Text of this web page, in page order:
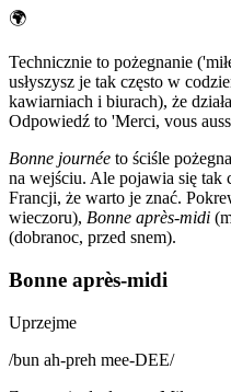
🌍
Technicznie to pożegnanie
usłyszysz je tak często w
kawiarniach i biurach), że
Odpowiedź to 'Merci, vous
Bonne journée to ściśle
na wejściu. Ale pojawia się tak
Francji, że warto je znać.
wieczoru), Bonne après-midi
(dobranoc, przed snem).
Bonne après-midi
Uprzejme
/bun ah-preh mee-DEE/